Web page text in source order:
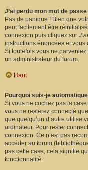
J’ai perdu mon mot de passe
Pas de panique ! Bien que
peut facilement être
connexion puis cliquez sur
instructions énoncées et vous
Si toutefois vous ne
un administrateur du forum.
Haut
Pourquoi suis-je
Si vous ne cochez pas la case
vous ne resterez connecté
que quelqu’un d’autre utilise
ordinateur. Pour rester
connexion. Ce n’est pas
accéder au forum
pas cette case, cela signifie
fonctionnalité.